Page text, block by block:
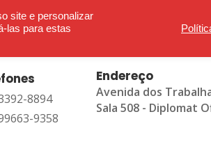
8894
9358
Endereço
Avenida dos
Sala 508 - Diplomat
site e personalizar
las para estas